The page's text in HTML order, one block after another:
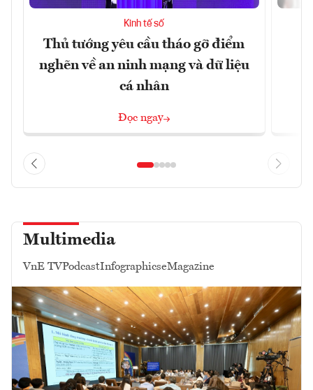
Kinh tế số
Thủ tướng yêu cầu tháo gỡ điểm
nghẽn về an ninh mạng và dữ liệu
cá nhân
Đọc ngay
Multimedia
VnE TVPodcastInfographicseMagazine